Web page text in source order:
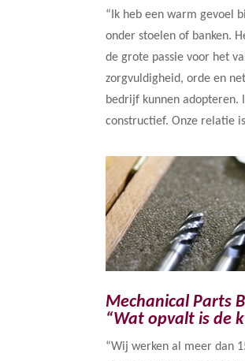
“Ik heb een warm gevoel
onder stoelen of banken.
de grote passie voor het
zorgvuldigheid, orde en
bedrijf kunnen adopteren.
constructief. Onze relatie
Mechanical Parts
“Wat opvalt is de
“Wij werken al meer dan